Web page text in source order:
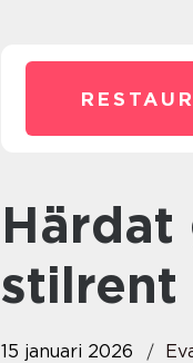
Härdat glas säkert, starkt och
stilrent
15 januari 2026